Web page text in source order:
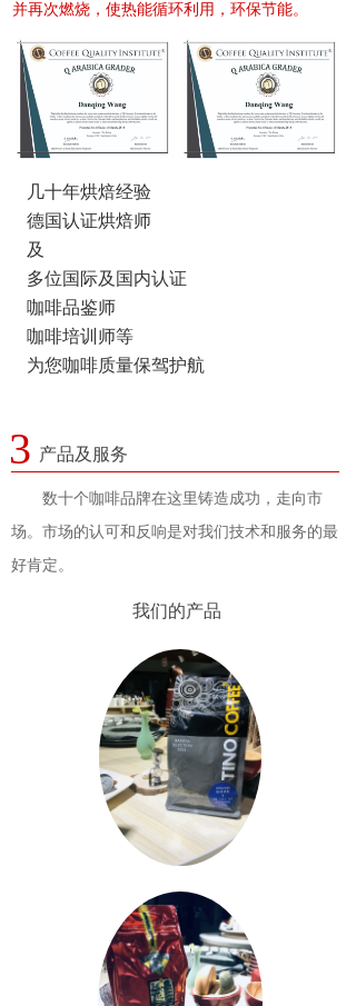
并再次燃烧，使热能循环利用，环保节能。
几十年烘焙经验
德国认证烘焙师
及
多位国际及国内认证
咖啡品鉴师
咖啡培训师等
为您咖啡质量保驾护航
产品及服务
场。市场的认可和反响是对我们技术和服务的最
好肯定。
我们的产品
3